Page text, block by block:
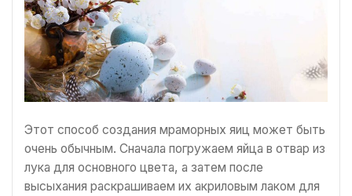
Этот способ создания мраморных яиц может быть
очень обычным. Сначала погружаем яйца в отвар из
лука для основного цвета, а затем после
высыхания раскрашиваем их акриловым лаком для